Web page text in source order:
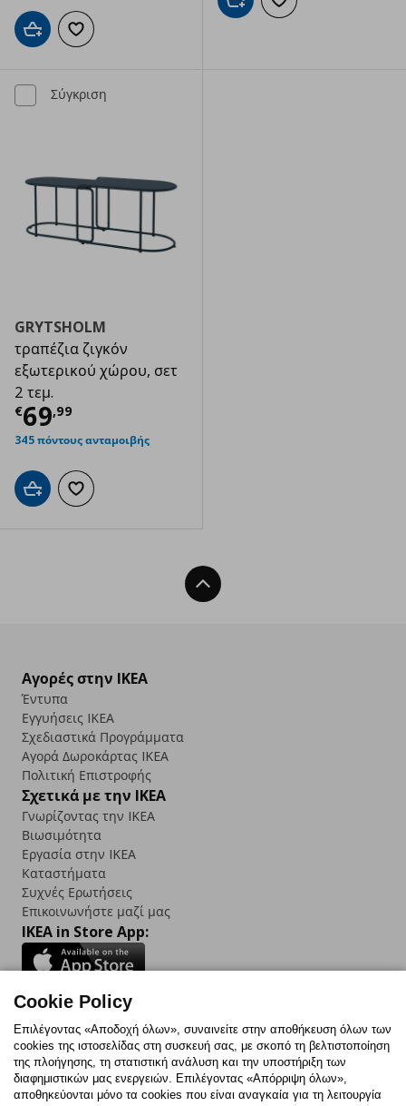
Προσθήκη στο καλάθι
Προσθήκη στα αγαπημένα
Προσθήκη στο καλάθι
Προσθήκη στα
Σύγκριση
GRYTSHOLM
τραπέζια ζιγκόν
εξωτερικού χώρου, σετ
2 τεμ.
€69,99
Τρέχουσα τιμή
345 πόντους ανταμοιβής
Προσθήκη στο καλάθι
Προσθήκη στα αγαπημένα
Back To Top
Αγορές στην IKEA
Έντυπα
Εγγυήσεις IKEA
Σχεδιαστικά Προγράμματα
Αγορά Δωρoκάρτας IKEA
Πολιτική Επιστροφής
Σχετικά με την IKEA
Γνωρίζοντας την IKEA
Βιωσιμότητα
Εργασία στην IKEA
Καταστήματα
Συχνές Ερωτήσεις
Επικοινωνήστε μαζί μας
IKEA in Store App:
Follow us:
FacebookInstagram
TikTokYoutubePinterestTwitter
Cookie Policy
Επιλέγοντας «Αποδοχή όλων», συναινείτε στην αποθήκευση όλων των
cookies της ιστοσελίδας στη συσκευή σας, με σκοπό τη βελτιστοποίηση
της πλοήγησης, τη στατιστική ανάλυση και την υποστήριξη των
διαφημιστικών μας ενεργειών. Επιλέγοντας «Απόρριψη όλων»,
αποθηκεύονται μόνο τα cookies που είναι αναγκαία για τη λειτουργία